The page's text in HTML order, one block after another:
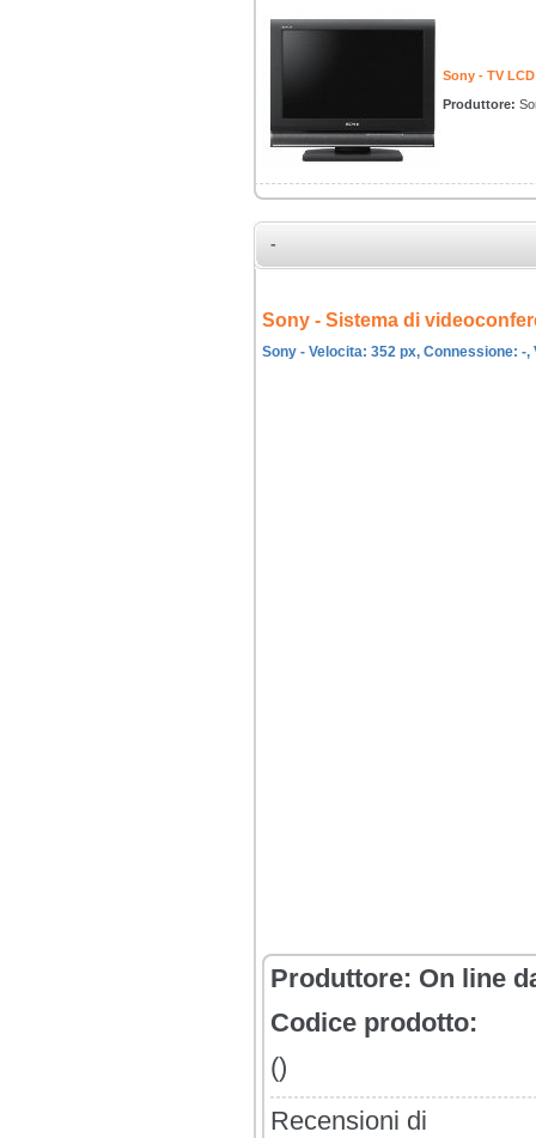
Sony - TV
Produttore:
-
Sony - Sistema di
Sony - Velocita: 352 px, Connessione:
Produttore: On line
Codice prodotto:
()
Recensioni di